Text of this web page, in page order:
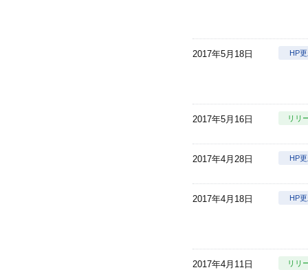
2017年5月18日 HP
2017年5月16日 リリ
2017年4月28日 HP
2017年4月18日 HP
2017年4月11日 リリ